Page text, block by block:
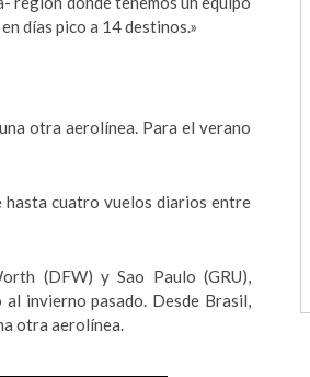
días pico a 14 destinos.»
otra aerolínea. Para el verano
hasta cuatro vuelos diarios entre
(DFW) y Sao Paulo (GRU),
invierno pasado. Desde Brasil,
otra aerolínea.